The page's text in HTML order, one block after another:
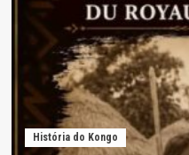
História do Kongo